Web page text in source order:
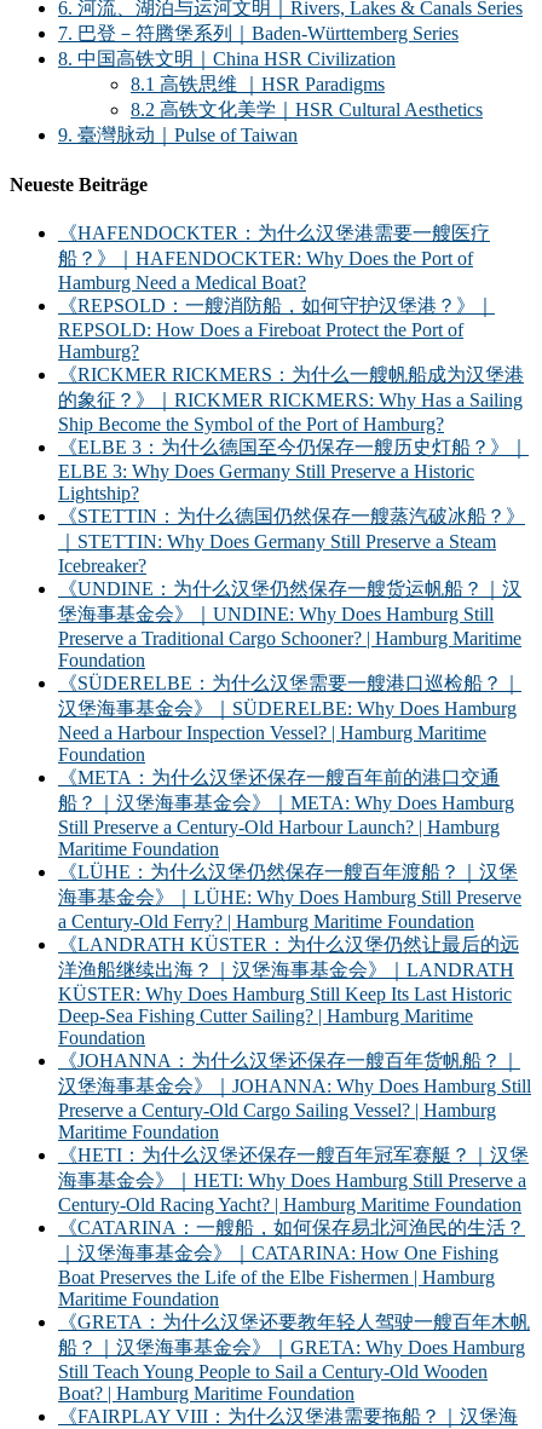
6. 河流、湖泊与运河文明｜Rivers, Lakes & Canals Series
7. 巴登－符腾堡系列｜Baden-Württemberg Series
8. 中国高铁文明｜China HSR Civilization
8.1 高铁思维 ｜HSR Paradigms
8.2 高铁文化美学｜HSR Cultural Aesthetics
9. 臺灣脉动｜Pulse of Taiwan
Neueste Beiträge
《HAFENDOCKTER：为什么汉堡港需要一艘医疗
船？》｜HAFENDOCKTER: Why Does the Port of
Hamburg Need a Medical Boat?
《REPSOLD：一艘消防船，如何守护汉堡港？》｜
REPSOLD: How Does a Fireboat Protect the Port of
Hamburg?
《RICKMER RICKMERS：为什么一艘帆船成为汉堡港
的象征？》｜RICKMER RICKMERS: Why Has a Sailing
Ship Become the Symbol of the Port of Hamburg?
《ELBE 3：为什么德国至今仍保存一艘历史灯船？》｜
ELBE 3: Why Does Germany Still Preserve a Historic
Lightship?
《STETTIN：为什么德国仍然保存一艘蒸汽破冰船？》
｜STETTIN: Why Does Germany Still Preserve a Steam
Icebreaker?
《UNDINE：为什么汉堡仍然保存一艘货运帆船？｜汉
堡海事基金会》｜UNDINE: Why Does Hamburg Still
Preserve a Traditional Cargo Schooner? | Hamburg Maritime
Foundation
《SÜDERELBE：为什么汉堡需要一艘港口巡检船？｜
汉堡海事基金会》｜SÜDERELBE: Why Does Hamburg
Need a Harbour Inspection Vessel? | Hamburg Maritime
Foundation
《META：为什么汉堡还保存一艘百年前的港口交通
船？｜汉堡海事基金会》｜META: Why Does Hamburg
Still Preserve a Century-Old Harbour Launch? | Hamburg
Maritime Foundation
《LÜHE：为什么汉堡仍然保存一艘百年渡船？｜汉堡
海事基金会》｜LÜHE: Why Does Hamburg Still Preserve
a Century-Old Ferry? | Hamburg Maritime Foundation
《LANDRATH KÜSTER：为什么汉堡仍然让最后的远
洋渔船继续出海？｜汉堡海事基金会》｜LANDRATH
KÜSTER: Why Does Hamburg Still Keep Its Last Historic
Deep-Sea Fishing Cutter Sailing? | Hamburg Maritime
Foundation
《JOHANNA：为什么汉堡还保存一艘百年货帆船？｜
汉堡海事基金会》｜JOHANNA: Why Does Hamburg Still
Preserve a Century-Old Cargo Sailing Vessel? | Hamburg
Maritime Foundation
《HETI：为什么汉堡还保存一艘百年冠军赛艇？｜汉堡
海事基金会》｜HETI: Why Does Hamburg Still Preserve a
Century-Old Racing Yacht? | Hamburg Maritime Foundation
《CATARINA：一艘船，如何保存易北河渔民的生活？
｜汉堡海事基金会》｜CATARINA: How One Fishing
Boat Preserves the Life of the Elbe Fishermen | Hamburg
Maritime Foundation
《GRETA：为什么汉堡还要教年轻人驾驶一艘百年木帆
船？｜汉堡海事基金会》｜GRETA: Why Does Hamburg
Still Teach Young People to Sail a Century-Old Wooden
Boat? | Hamburg Maritime Foundation
《FAIRPLAY VIII：为什么汉堡港需要拖船？｜汉堡海